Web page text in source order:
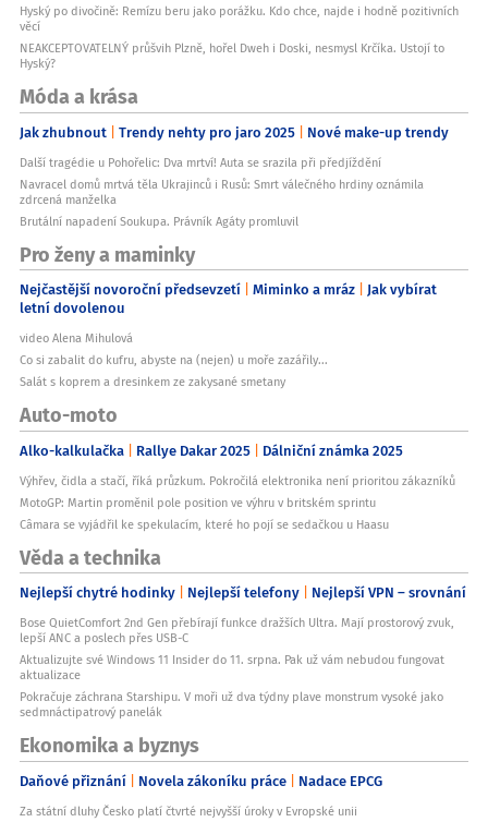
Hyský po divočině: Remízu beru jako porážku. Kdo chce, najde i hodně pozitivních
věcí
NEAKCEPTOVATELNÝ průšvih Plzně, hořel Dweh i Doski, nesmysl Krčíka. Ustojí to
Hyský?
Móda a krása
Jak zhubnout Trendy nehty pro jaro 2025 Nové make-up trendy
Další tragédie u Pohořelic: Dva mrtví! Auta se srazila při předjíždění
Navracel domů mrtvá těla Ukrajinců i Rusů: Smrt válečného hrdiny oznámila
zdrcená manželka
Brutální napadení Soukupa. Právník Agáty promluvil
Pro ženy a maminky
Nejčastější novoroční předsevzetí Miminko a mráz Jak vybírat
letní dovolenou
video Alena Mihulová
Co si zabalit do kufru, abyste na (nejen) u moře zazářily...
Salát s koprem a dresinkem ze zakysané smetany
Auto-moto
Alko-kalkulačka Rallye Dakar 2025 Dálniční známka 2025
Výhřev, čidla a stačí, říká průzkum. Pokročilá elektronika není prioritou zákazníků
MotoGP: Martin proměnil pole position ve výhru v britském sprintu
Câmara se vyjádřil ke spekulacím, které ho pojí se sedačkou u Haasu
Věda a technika
Nejlepší chytré hodinky Nejlepší telefony Nejlepší VPN – srovnání
Bose QuietComfort 2nd Gen přebírají funkce dražších Ultra. Mají prostorový zvuk,
lepší ANC a poslech přes USB-C
Aktualizujte své Windows 11 Insider do 11. srpna. Pak už vám nebudou fungovat
aktualizace
Pokračuje záchrana Starshipu. V moři už dva týdny plave monstrum vysoké jako
sedmnáctipatrový panelák
Ekonomika a byznys
Daňové přiznání Novela zákoníku práce Nadace EPCG
Za státní dluhy Česko platí čtvrté nejvyšší úroky v Evropské unii